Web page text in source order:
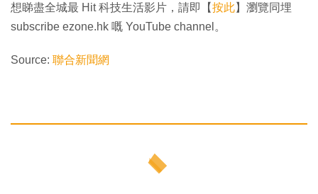
想睇盡全城最 Hit 科技生活影片，請即【按此】瀏覽同埋
subscribe ezone.hk 嘅 YouTube channel。
Source: 聯合新聞網